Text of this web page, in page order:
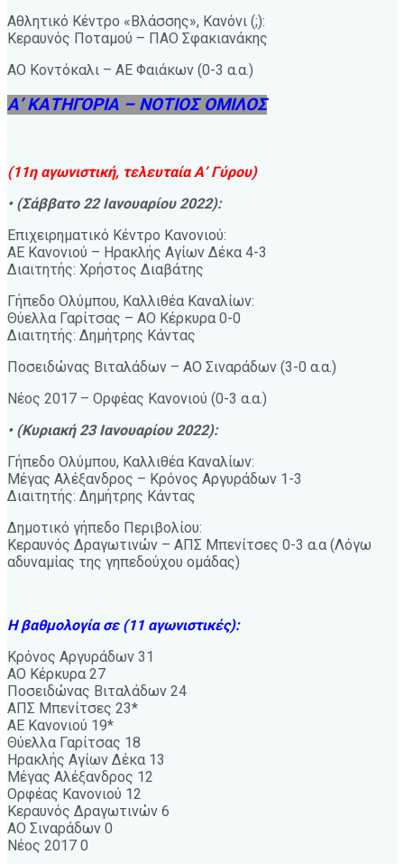
Αθλητικό Κέντρο «Βλάσσης», Κανόνι (;):
Κεραυνός Ποταμού – ΠΑΟ Σφακιανάκης
ΑΟ Κοντόκαλι – ΑΕ Φαιάκων (0-3 α.α.)
Α’ ΚΑΤΗΓΟΡΙΑ – ΝΟΤΙΟΣ ΟΜΙΛΟΣ
(11η αγωνιστική, τελευταία Α’ Γύρου)
• (Σάββατο 22 Ιανουαρίου 2022):
Επιχειρηματικό Κέντρο Κανονιού:
ΑΕ Κανονιού – Ηρακλής Αγίων Δέκα 4-3
Διαιτητής: Χρήστος Διαβάτης
Γήπεδο Ολύμπου, Καλλιθέα Καναλίων:
Θύελλα Γαρίτσας – ΑΟ Κέρκυρα 0-0
Διαιτητής: Δημήτρης Κάντας
Ποσειδώνας Βιταλάδων – ΑΟ Σιναράδων (3-0 α.α.)
Νέος 2017 – Ορφέας Κανονιού (0-3 α.α.)
• (Κυριακή 23 Ιανουαρίου 2022):
Γήπεδο Ολύμπου, Καλλιθέα Καναλίων:
Μέγας Αλέξανδρος – Κρόνος Αργυράδων 1-3
Διαιτητής: Δημήτρης Κάντας
Δημοτικό γήπεδο Περιβολίου:
Κεραυνός Δραγωτινών – ΑΠΣ Μπενίτσες 0-3 α.α (Λόγω
αδυναμίας της γηπεδούχου ομάδας)
Η βαθμολογία σε (11 αγωνιστικές):
Κρόνος Αργυράδων 31
ΑΟ Κέρκυρα 27
Ποσειδώνας Βιταλάδων 24
ΑΠΣ Μπενίτσες 23*
ΑΕ Κανονιού 19*
Θύελλα Γαρίτσας 18
Ηρακλής Αγίων Δέκα 13
Μέγας Αλέξανδρος 12
Ορφέας Κανονιού 12
Κεραυνός Δραγωτινών 6
ΑΟ Σιναράδων 0
Νέος 2017 0